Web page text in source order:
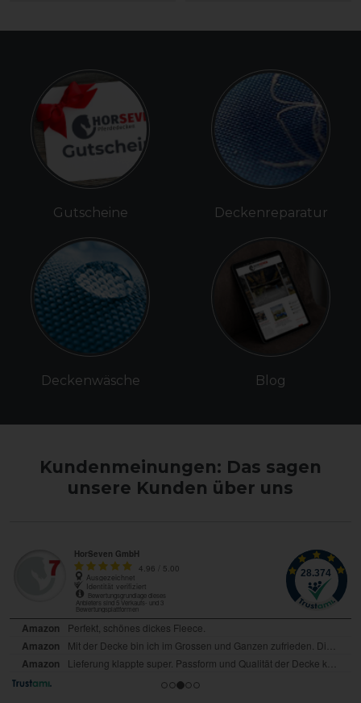
Gutscheine
Deckenwäsche
Deckenreparatur
Blog
Kundenmeinungen: Das sagen
unsere Kunden über uns